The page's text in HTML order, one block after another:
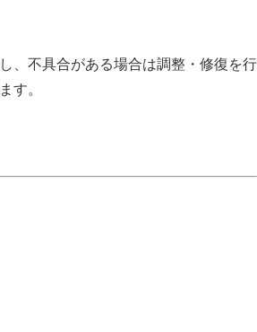
、不具合がある場合は調整・修復を行
す。